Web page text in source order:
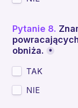
Pytanie 8.
obniża.
*
TAK
NIE